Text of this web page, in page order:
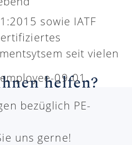
sowie IATF
seit vielen
helfen?
bezüglich PE-
uns gerne!